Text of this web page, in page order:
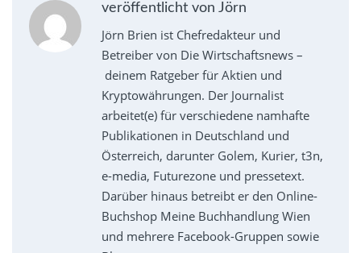
veröffentlicht von Jörn
Jörn Brien ist Chefredakteur und
Betreiber von Die Wirtschaftsnews –
deinem Ratgeber für Aktien und
Kryptowährungen. Der Journalist
arbeitet(e) für verschiedene namhafte
Publikationen in Deutschland und
Österreich, darunter Golem, Kurier, t3n,
e-media, Futurezone und pressetext.
Darüber hinaus betreibt er den Online-
Buchshop Meine Buchhandlung Wien
und mehrere Facebook-Gruppen sowie